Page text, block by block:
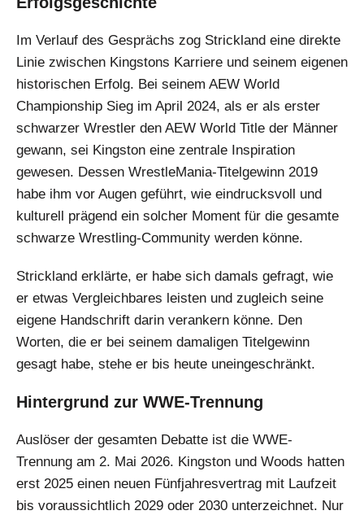
Im Verlauf des Gesprächs zog Strickland eine direkte
Linie zwischen Kingstons Karriere und seinem eigenen
historischen Erfolg. Bei seinem AEW World
Championship Sieg im April 2024, als er als erster
schwarzer Wrestler den AEW World Title der Männer
gewann, sei Kingston eine zentrale Inspiration
gewesen. Dessen WrestleMania-Titelgewinn 2019
habe ihm vor Augen geführt, wie eindrucksvoll und
kulturell prägend ein solcher Moment für die gesamte
schwarze Wrestling-Community werden könne.
Strickland erklärte, er habe sich damals gefragt, wie
er etwas Vergleichbares leisten und zugleich seine
eigene Handschrift darin verankern könne. Den
Worten, die er bei seinem damaligen Titelgewinn
gesagt habe, stehe er bis heute uneingeschränkt.
Hintergrund zur WWE-Trennung
Auslöser der gesamten Debatte ist die WWE-
Trennung am 2. Mai 2026. Kingston und Woods hatten
erst 2025 einen neuen Fünfjahresvertrag mit Laufzeit
bis voraussichtlich 2029 oder 2030 unterzeichnet. Nur